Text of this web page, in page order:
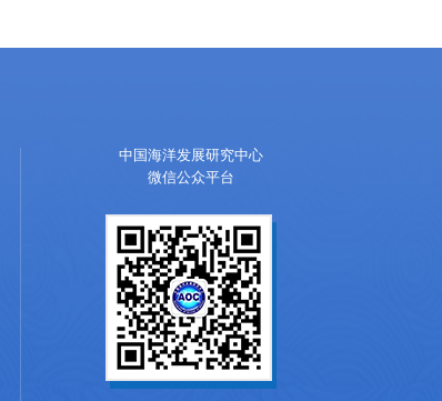
中国海洋发展研究中心
微信公众平台